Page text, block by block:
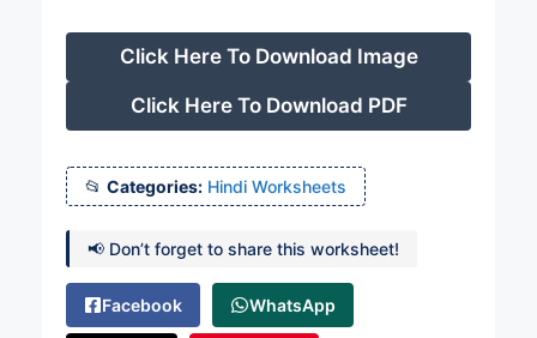
Click Here To Download Image
Click Here To Download PDF
Categories: Hindi Worksheets
📢 Don’t forget to share this worksheet!
Facebook WhatsApp